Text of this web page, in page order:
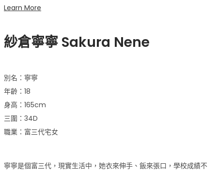
Learn More
紗倉寧寧 Sakura Nene
別名：寧寧
年齡：18
身高：165cm
三圍：34D
職業：富三代宅女
寧寧是個富三代，現實生活中，她衣來伸手、飯來張口，學校成績不